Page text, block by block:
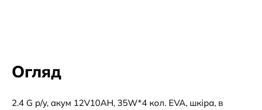
Огляд
2.4 G р/у, акум 12V10AH, 35W*4 кол. EVA, шкіра, в